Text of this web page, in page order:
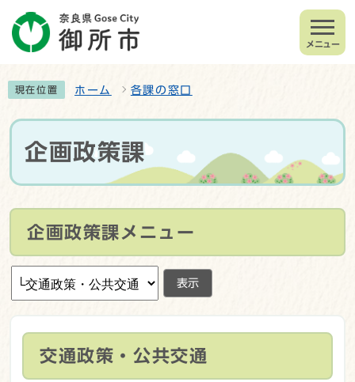
メニュー
現在位置 ホーム 各課の窓口
企画政策課
企画政策課メニュー
表示
交通政策・公共交通